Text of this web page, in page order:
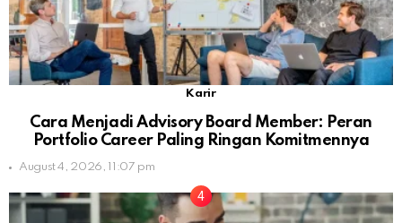
Karir
Cara Menjadi Advisory Board Member: Peran
Portfolio Career Paling Ringan Komitmennya
August 4, 2026, 11:07 pm